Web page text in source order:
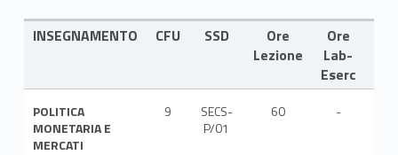
INSEGNAMENTO CFU SSD
Ore
Lezione
Ore
Lab-
Eserc
POLITICA
MONETARIA E
MERCATI
9
SECS-
P/01
60 -